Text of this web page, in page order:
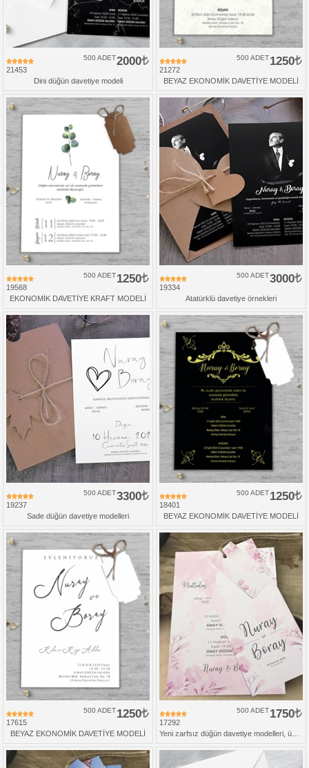
21453
2000
500 ADET
Dini düğün davetiye modeli
21272
1250
500 ADET
BEYAZ EKONOMİK DAVETİYE MODELİ
19568
1250
500 ADET
EKONOMİK DAVETİYE KRAFT MODELİ
19334
3000
500 ADET
Atatürklü davetiye örnekleri
19237
3300
500 ADET
Sade düğün davetiye modelleri
18401
1250
500 ADET
BEYAZ EKONOMİK DAVETİYE MODELİ
17615
1250
500 ADET
BEYAZ EKONOMİK DAVETİYE MODELİ
17292
1750
500 ADET